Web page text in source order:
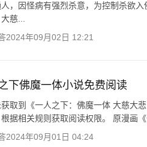
，因怪病有强烈杀意，为控制杀欲
慈...
2024年09月02日 12:21
下佛魔一体小说免费阅读
获取到《一人之下：佛魔一体 大慈大
据相关规则获取阅读权限。 原漫画
2024年09月01日 04:24